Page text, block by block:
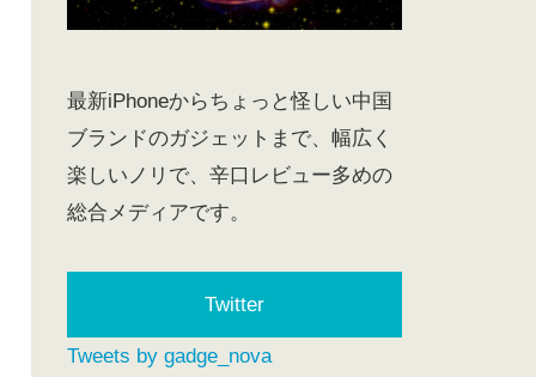
最新iPhoneからちょっと怪しい中国
ブランドのガジェットまで、幅広く
楽しいノリで、辛口レビュー多めの
総合メディアです。
Twitter
Tweets by gadge_nova